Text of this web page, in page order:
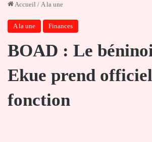
Accueil / A la une
A la une Finances
BOAD : Le
Ekue prend
fonction